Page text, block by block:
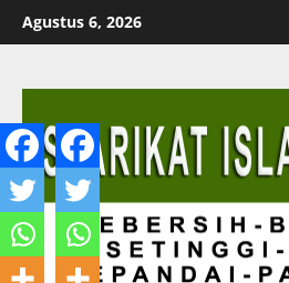
Skip
to
Agustus 6, 2026